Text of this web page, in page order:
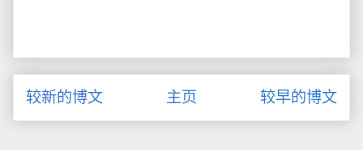
较新的博文 较早的博文
主页